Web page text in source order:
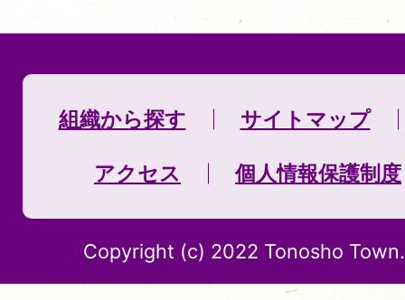
組織から探す サイトマップ
アクセス 個人情報保護制度
Copyright (c) 2022 Tonosho